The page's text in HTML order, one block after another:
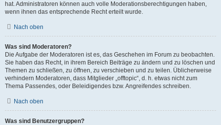
hat. Administratoren können auch volle Moderationsberechtigungen haben,
wenn ihnen das entsprechende Recht erteilt wurde.
Nach oben
Was sind Moderatoren?
Die Aufgabe der Moderatoren ist es, das Geschehen im Forum zu beobachten.
Sie haben das Recht, in ihrem Bereich Beiträge zu ändern und zu löschen und
Themen zu schließen, zu öffnen, zu verschieben und zu teilen. Üblicherweise
verhindern Moderatoren, dass Mitglieder „offtopic“, d. h. etwas nicht zum
Thema Passendes, oder Beleidigendes bzw. Angreifendes schreiben.
Nach oben
Was sind Benutzergruppen?